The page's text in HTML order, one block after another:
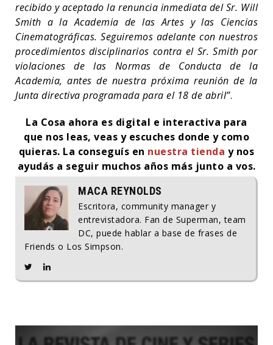
recibido y aceptado la renuncia inmediata del Sr. Will
Smith a la Academia de las Artes y las Ciencias
Cinematográficas. Seguiremos adelante con nuestros
procedimientos disciplinarios contra el Sr. Smith por
violaciones de las Normas de Conducta de la
Academia, antes de nuestra próxima reunión de la
Junta directiva programada para el 18 de abril”.
La Cosa ahora es digital e interactiva para
que nos leas, veas y escuches donde y como
quieras. La conseguís en nuestra tienda y nos
ayudás a seguir muchos años más junto a vos.
MACA REYNOLDS
Escritora, community manager y
entrevistadora. Fan de Superman, team
DC, puede hablar a base de frases de
Friends o Los Simpson.